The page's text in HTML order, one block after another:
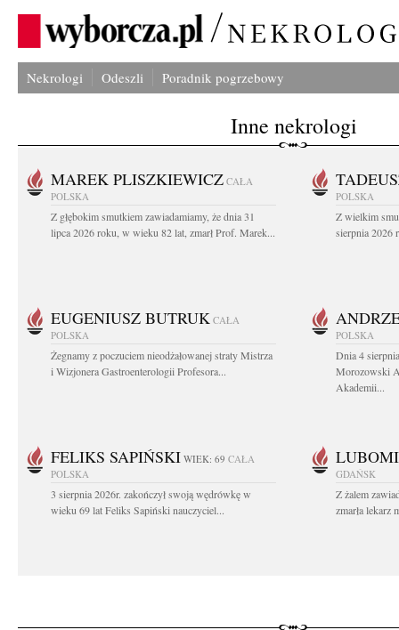
Nekrologi Odeszli Poradnik pogrzebowy
Inne nekrologi
MAREK PLISZKIEWICZ CAŁA
POLSKA
Z głębokim smutkiem zawiadamiamy, że dnia 31
lipca 2026 roku, w wieku 82 lat, zmarł Prof. Marek...
POLSKA
Z wielkim
sierpnia 2026
EUGENIUSZ BUTRUK CAŁA
POLSKA
Żegnamy z poczuciem nieodżałowanej straty Mistrza
i Wizjonera Gastroenterologii Profesora...
POLSKA
Dnia 4
Morozowski
Akademii...
FELIKS SAPIŃSKI WIEK: 69 CAŁA
POLSKA
3 sierpnia 2026r. zakończył swoją wędrówkę w
wieku 69 lat Feliks Sapiński nauczyciel...
GDAŃSK
Z żalem
zmarła lekarz